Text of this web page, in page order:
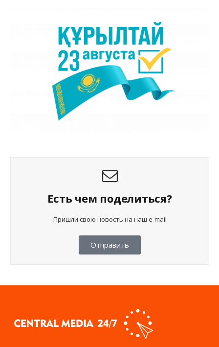
Есть чем поделиться?
Пришли свою новость на наш e-mail
Отправить